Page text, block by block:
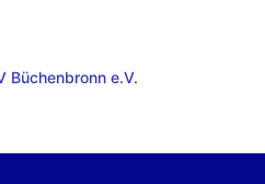
Büchenbronn e.V.